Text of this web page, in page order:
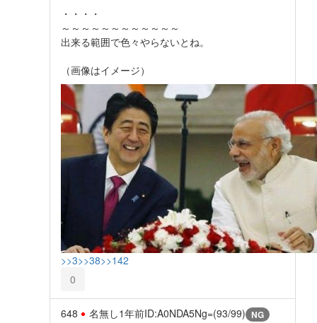
・・・・
～～～～～～～～～～～～
出来る範囲で色々やらないとね。
（画像はイメージ）
>>3>>38>>142
0
648 名無し1年前ID:A0NDA5Ng=(93/99) NG